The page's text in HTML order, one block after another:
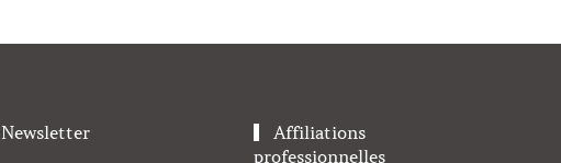
Newsletter
Affiliations
professionnelles